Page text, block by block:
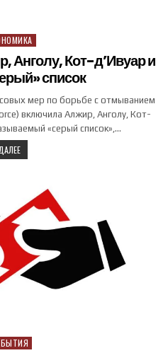
in
Анголу, Кот-д’Ивуар и
список
мер по борьбе с отмыванием
включила Алжир, Анголу, Кот-
«серый список»,…
in